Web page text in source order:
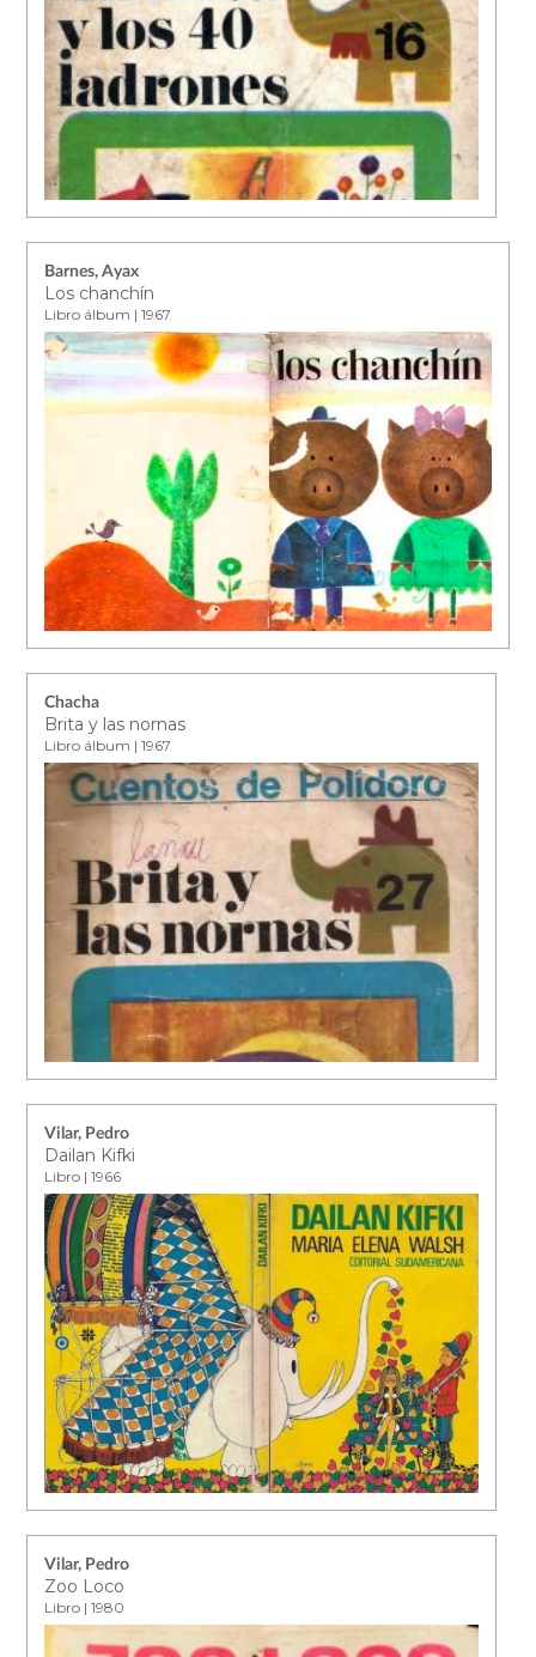
Barnes, Ayax
Los chanchín
Libro álbum | 1967
Chacha
Brita y las nornas
Libro álbum | 1967
Vilar, Pedro
Dailan Kifki
Libro | 1966
Vilar, Pedro
Zoo Loco
Libro | 1980